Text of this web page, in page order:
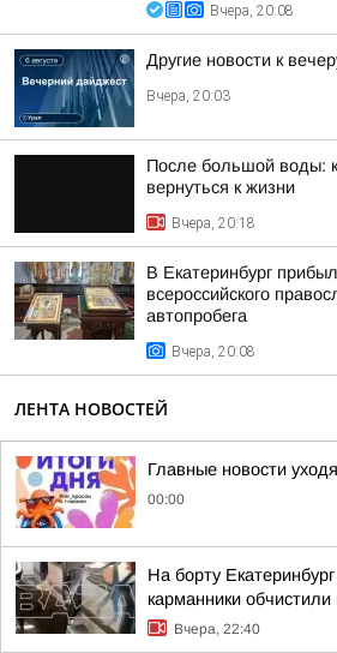
Вчера, 20:08
Другие новости к
Вчера, 20:03
После большой воды:
вернуться к жизни
Вчера, 20:18
В Екатеринбург
всероссийского
автопробега
Вчера, 20:08
ЛЕНТА НОВОСТЕЙ
Главные новости
00:00
На борту
карманники
Вчера, 22:40